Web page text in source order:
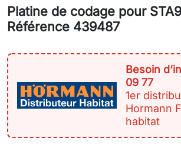
Platine de codage pour
Référence 439487
Besoin
09 77
1er
Hormann
habitat